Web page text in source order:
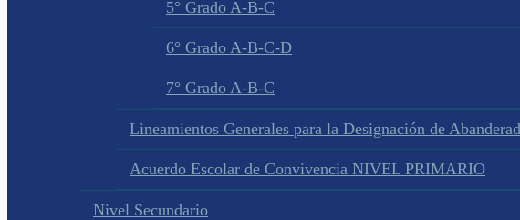
5° Grado A-B-C
6° Grado A-B-C-D
7° Grado A-B-C
Lineamientos Generales para la Designación de
Acuerdo Escolar de Convivencia NIVEL PRIMARIO
Nivel Secundario